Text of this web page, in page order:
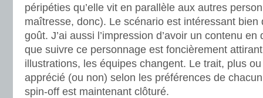
péripéties qu’elle vit en parallèle aux autres
maîtresse, donc). Le scénario est intéressant bien
goût. J’ai aussi l’impression d’avoir un contenu en
que suivre ce personnage est foncièrement
illustrations, les équipes changent. Le trait, plus
apprécié (ou non) selon les préférences de
spin-off est maintenant clôturé.